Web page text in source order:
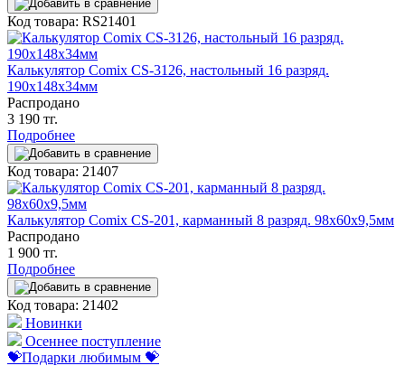
Код товара: RS21401
Калькулятор Comix CS-3126, настольный 16 разряд.
190х148х34мм
Распродано
3 190 тг.
Подробнее
Код товара: 21407
Калькулятор Comix CS-201, карманный 8 разряд. 98х60х9,5мм
Распродано
1 900 тг.
Подробнее
Код товара: 21402
Новинки
Осеннее поступление
💝Подарки любимым 💝